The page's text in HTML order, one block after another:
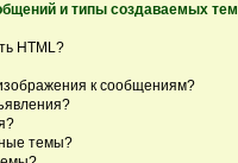
и типы создаваемых тем
HTML?
к сообщениям?
темы?